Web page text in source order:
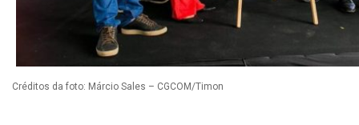
Créditos da foto: Márcio Sales – CGCOM/Timon